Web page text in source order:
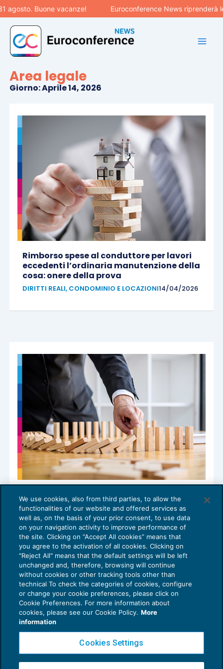
Vai
al
contenuto
agosto. Buone vacanze! Euroconference News riprenderà
Area legale
Giorno: Aprile 14, 2026
Rimborso spese al conduttore per lavori
eccedenti l’ordinaria manutenzione della
cosa: onere della prova
DIRITTI REALI, CONDOMINIO E LOCAZIONI14/04/2026
La responsabilità degli amministratori di
S.r.l. tra mala gestio e liquidazione
equitativa del danno futuro
DIRITTO E REATI SOCIETARI14/04/2026
Privacy Policy
Cookie Policy
Copyright 2016 ©Gruppo Euroconference S.p.A.v2.32.2
We use cookies, also from third parties, to allow the
functionalities of our website and offered services as
well as, on the basis of your prior consent, to use data
on your navigation activity to improve performance of
the site. Clicking on “Accept All cookies” means that
you agree to the activation of all cookies. Clicking on
"Reject All" means that the default settings will be left
unchanged and, therefore, browsing will continue
without cookies or other tracking tools other than
technical To check the categories of cookies, configure
or change your cookie preferences, please click on
Cookie Preferences. For more information about
cookies, please see our Cookie Policy. More
information
Cookies Settings